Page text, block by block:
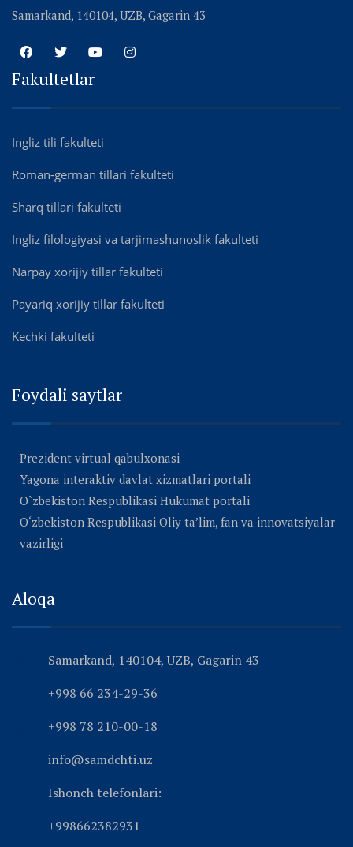
Samarkand, 140104, UZB, Gagarin 43
Fakultetlar
Ingliz tili fakulteti
Roman-german tillari fakulteti
Sharq tillari fakulteti
Ingliz filologiyasi va tarjimashunoslik fakulteti
Narpay xorijiy tillar fakulteti
Payariq xorijiy tillar fakulteti
Kechki fakulteti
Foydali saytlar
Prezident virtual qabulxonasi
Yagona interaktiv davlat xizmatlari portali
O`zbekiston Respublikasi Hukumat portali
O‘zbekiston Respublikasi Oliy ta’lim, fan va innovatsiyalar
vazirligi
Aloqa
Samarkand, 140104, UZB, Gagarin 43
+998 66 234-29-36
+998 78 210-00-18
info@samdchti.uz
Ishonch telefonlari:
+998662382931